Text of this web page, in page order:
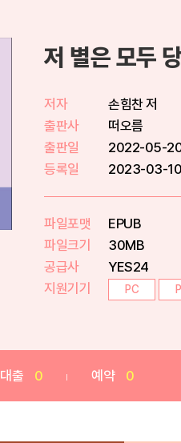
저 별은 모두
저자
손힘찬 저
출판사
떠오름
출판일
2022-05-
등록일
2023-03-10
파일포맷
EPUB
파일크기
30MB
공급사
YES24
지원기기
PC
대출 0 예약 0